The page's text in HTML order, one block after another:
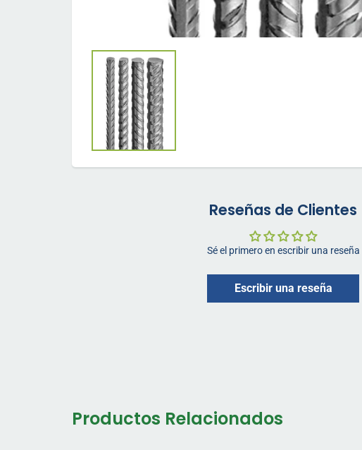
Reseñas de Clientes
Sé el primero en escribir una reseña
Escribir una reseña
Productos Relacionados